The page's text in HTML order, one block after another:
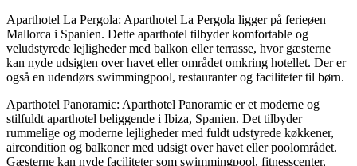
Aparthotel La Pergola: Aparthotel La Pergola ligger på ferieøen
Mallorca i Spanien. Dette aparthotel tilbyder komfortable og
veludstyrede lejligheder med balkon eller terrasse, hvor gæsterne
kan nyde udsigten over havet eller området omkring hotellet. Der er
også en udendørs swimmingpool, restauranter og faciliteter til børn.
Aparthotel Panoramic: Aparthotel Panoramic er et moderne og
stilfuldt aparthotel beliggende i Ibiza, Spanien. Det tilbyder
rummelige og moderne lejligheder med fuldt udstyrede køkkener,
aircondition og balkoner med udsigt over havet eller poolområdet.
Gæsterne kan nyde faciliteter som swimmingpool, fitnesscenter,